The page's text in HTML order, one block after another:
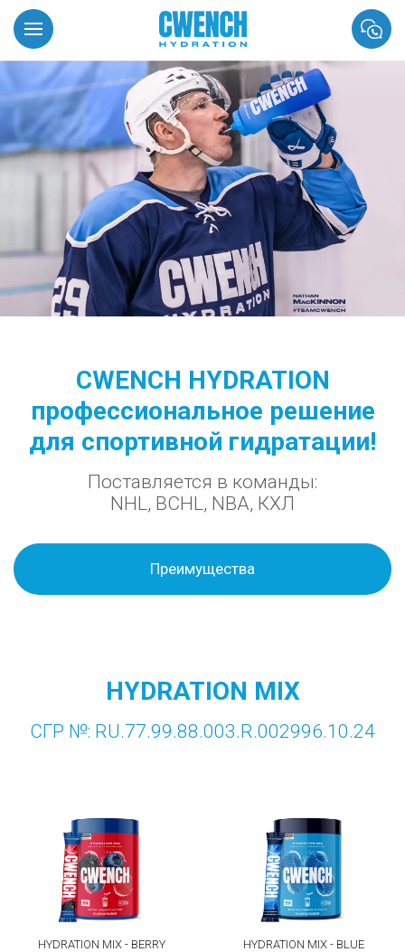
CWENCH HYDRATION
профессиональное решение
для спортивной гидратации!
Поставляется в команды:
NHL, BCHL, NBA, КХЛ
Преимущества
HYDRATION MIX
СГР №: RU.77.99.88.003.R.002996.10.24
HYDRATION MIX - BERRY
HYDRATION MIX - BLUE